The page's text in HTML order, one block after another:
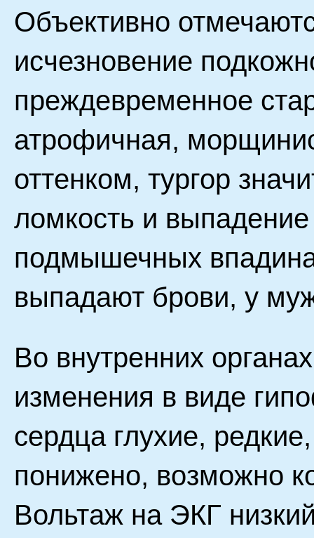
Объективно
исчезновение
преждевременное
атрофичная,
оттенком, тургор
ломкость и
подмышечных
выпадают брови, у
Во внутренних
изменения в виде
сердца глухие,
понижено, возможно
Вольтаж на ЭКГ